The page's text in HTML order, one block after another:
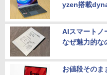
yzen搭載
AIスマートノ
なぜ魅力的な
お値段そのま